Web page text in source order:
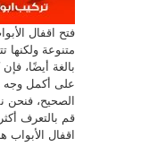
فتح اقفال
متنوعة ولكنها
بالغة أيضًا،
على أكمل وجه
الصحيح،
قم بالتعرف
اقفال الأبواب